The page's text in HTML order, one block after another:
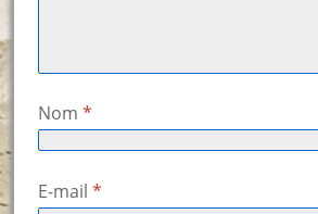
Nom *
E-mail *